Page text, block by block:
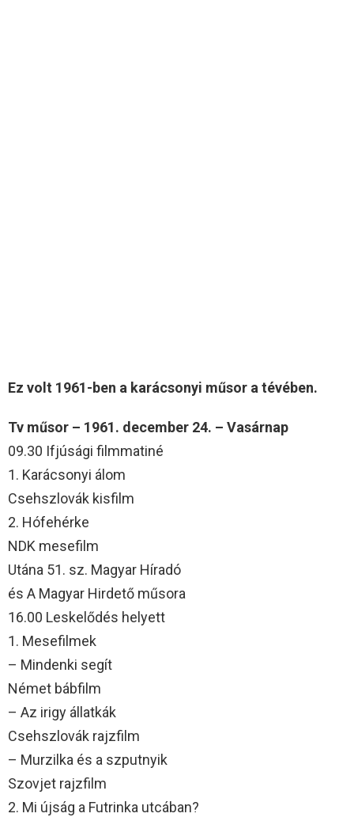
Ez volt 1961-ben a karácsonyi műsor a tévében.
Tv műsor – 1961. december 24. – Vasárnap
09.30 Ifjúsági filmmatiné
1. Karácsonyi álom
Csehszlovák kisfilm
2. Hófehérke
NDK mesefilm
Utána 51. sz. Magyar Híradó
és A Magyar Hirdető műsora
16.00 Leskelődés helyett
1. Mesefilmek
– Mindenki segít
Német bábfilm
– Az irigy állatkák
Csehszlovák rajzfilm
– Murzilka és a szputnyik
Szovjet rajzfilm
2. Mi újság a Futrinka utcában?